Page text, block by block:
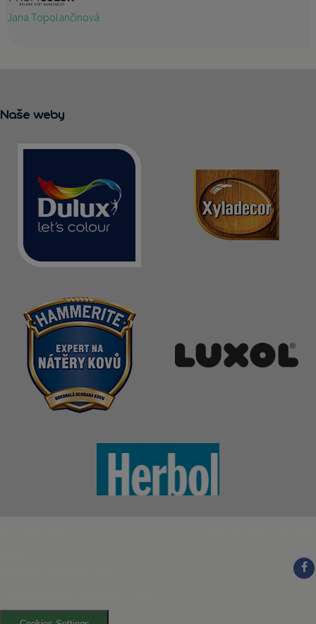
Jana Topolančinová
Naše weby